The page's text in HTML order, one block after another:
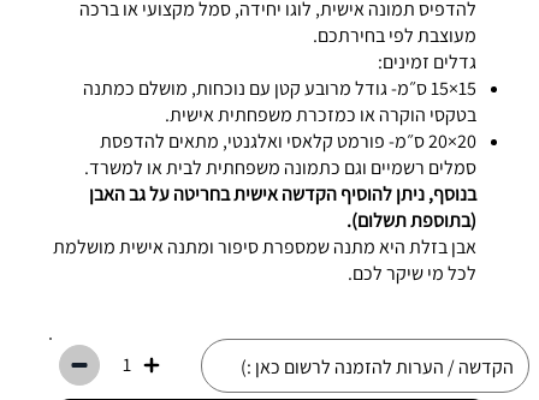
להדפיס תמונה אישית, לוגו יחידה, סמל מקצועי או ברכה
מעוצבת לפי בחירתכם.
גדלים זמינים:
15×15 ס״מ- גודל מרובע קטן עם נוכחות, מושלם כמתנה
בטקסי הוקרה או כמזכרת משפחתית אישית.
20×20 ס״מ- פורמט קלאסי ואלגנטי, מתאים להדפסת
סמלים רשמיים וגם כתמונה משפחתית לבית או למשרד.
בנוסף, ניתן להוסיף הקדשה אישית בחריטה על גב האבן
(בתוספת תשלום).
אבן בזלת היא מתנה שמספרת סיפור ומתנה אישית מושלמת
לכל מי שיקר לכם.
1